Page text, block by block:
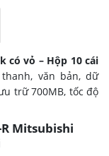
có vỏ – Hộp 10 cái
văn bản, dữ
trữ 700MB, tốc độ
Mitsubishi